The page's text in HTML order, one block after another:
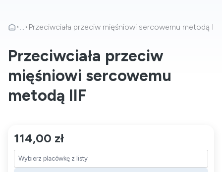
... Przeciwciała przeciw mięśniowi sercowemu metodą IIF
Przeciwciała przeciw
mięśniowi sercowemu
metodą IIF
114,00 zł